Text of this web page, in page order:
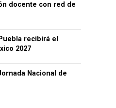
docente con red de
recibirá el
2027
Nacional de